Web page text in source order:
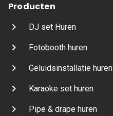
Producten
DJ set Huren
Fotobooth huren
Geluidsinstallatie huren
Karaoke set huren
Pipe & drape huren